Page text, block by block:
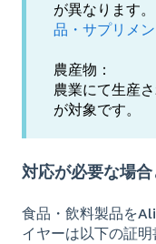
が異なります
品・サプリメ
農産物：
農業にて生産
が対象です。
対応が必要な場
食品・飲料製品を
イヤーは以下の証